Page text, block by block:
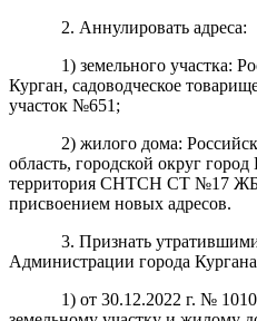
2. Аннулировать адреса:
1) земельного участка:
Курган, садоводческое
участок №651;
2) жилого дома:
область, городской округ
территория СНТСН СТ №17
присвоением новых адресов.
3. Признать
Администрации города
1) от 30.12.2022 г. №